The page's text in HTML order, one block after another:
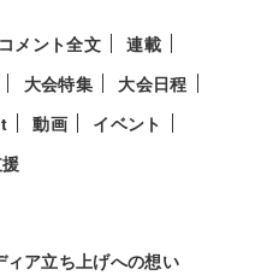
コメント全文
連載
大会特集
大会日程
動画
イベント
ィア立ち上げへの想い